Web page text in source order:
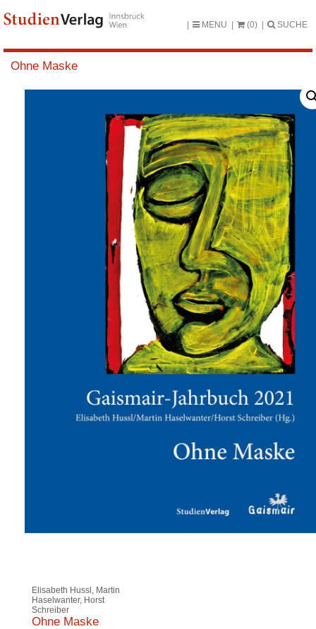
MENU (0) SUCHE
Ohne Maske
Elisabeth Hussl, Martin
Haselwanter, Horst
Schreiber
Ohne Maske